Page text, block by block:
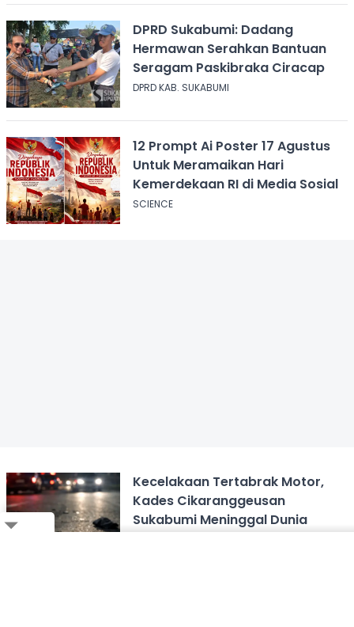
DPRD Sukabumi: Dadang
Hermawan Serahkan Bantuan
Seragam Paskibraka Ciracap
DPRD KAB. SUKABUMI
12 Prompt Ai Poster 17 Agustus
Untuk Meramaikan Hari
Kemerdekaan RI di Media Sosial
SCIENCE
Kecelakaan Tertabrak Motor,
Kades Cikaranggeusan
Sukabumi Meninggal Dunia